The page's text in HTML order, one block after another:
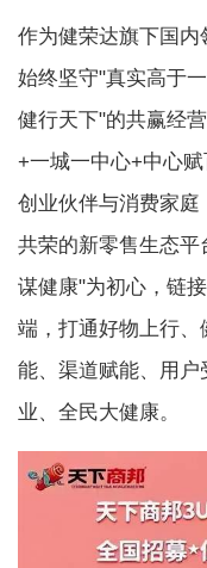
作为健荣达旗下国
始终坚守"真实高于
健行天下"的共赢经
+一城一中心+中心
创业伙伴与消费家庭
共荣的新零售生态
谋健康"为初心，链
端，打通好物上行
能、渠道赋能、用户
业、全民大健康。